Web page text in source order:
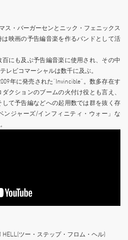
ス・バーガーセンとニック・フェニックス
映画の予告編音楽を作るバンドとして活
にも及ぶ予告編音楽に使用され、その中
レビコマーシャルは数千に及ぶ。
年に発売された”Invincible”。数多存在す
クションのブームの火付け役とも言え、
て予告編などへの起用数では群を抜く存
ンジャーズ/インフィニティ・ウォー」な
HELL(ツー・ステップ・フロム・ヘル)